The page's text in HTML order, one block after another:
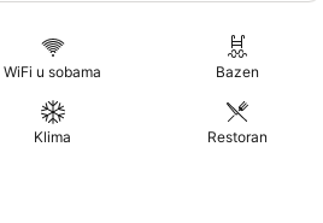
WiFi u sobama Bazen
Klima Restoran